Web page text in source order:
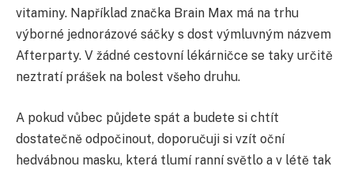
vitaminy. Například značka Brain Max má na trhu
výborné jednorázové sáčky s dost výmluvným názvem
Afterparty. V žádné cestovní lékárničce se taky určitě
neztratí prášek na bolest všeho druhu.
A pokud vůbec půjdete spát a budete si chtít
dostatečně odpočinout, doporučuji si vzít oční
hedvábnou masku, která tlumí ranní světlo a v létě tak